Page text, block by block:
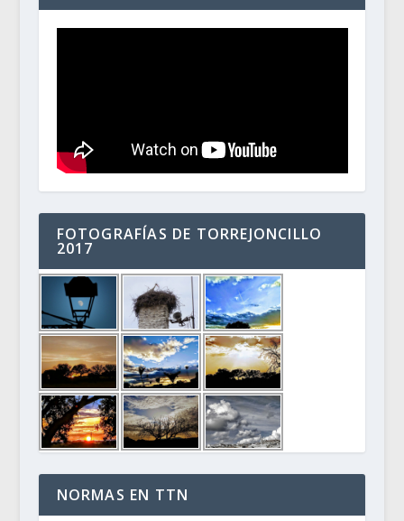
FOTOGRAFÍAS DE TORREJONCILLO
2017
NORMAS EN TTN